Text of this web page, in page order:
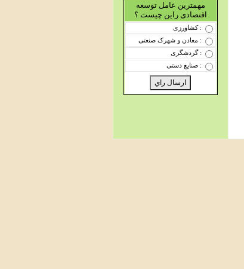
مهمترین عامل توسعه
اقتصادی راین چیست ؟
: کشاورزی
: معادن و شهرک صنعتی
: گردشگری
: صنایع دستی